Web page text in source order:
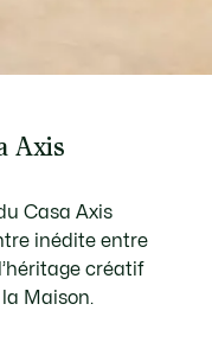
Axis
Casa Axis
inédite entre
créatif
Maison.